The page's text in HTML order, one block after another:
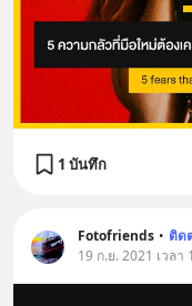
1 บันทึก
Fotofriends • ติด
19 ก.ย. 2021 เวลา